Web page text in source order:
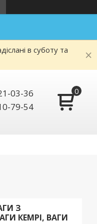
в суботу та
03-36
79-54
З
КЕМРІ, ВАГИ